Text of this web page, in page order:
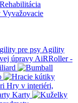
Vyvažovacie
Agility
AiRRoller -
Hry v interiéri,
Karty